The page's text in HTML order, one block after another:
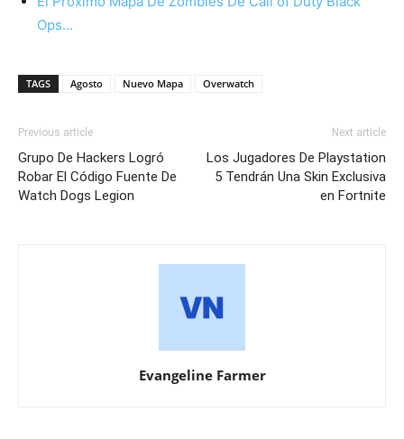
Ops…
TAGS Agosto Nuevo Mapa Overwatch
Previous article
Grupo De Hackers Logró
Robar El Código Fuente De
Watch Dogs Legion
Next article
Los Jugadores De Playstation
5 Tendrán Una Skin Exclusiva
en Fortnite
Evangeline Farmer